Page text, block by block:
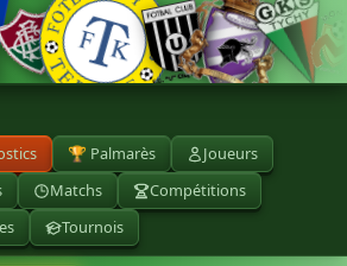
🏆 Palmarès
Joueurs
Matchs
Compétitions
Tournois